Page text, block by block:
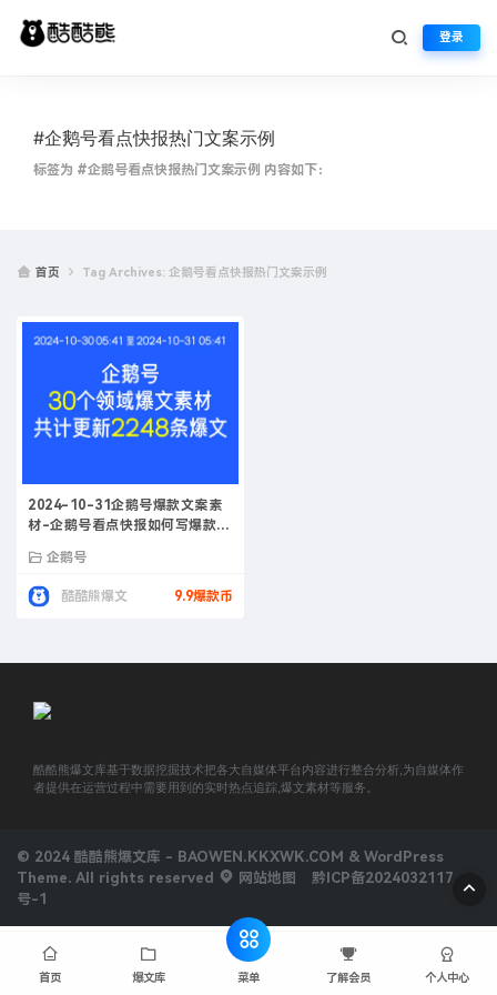
登录
#企鹅号看点快报热门文案示例
标签为 #企鹅号看点快报热门文案示例 内容如下：
首页 Tag Archives: 企鹅号看点快报热门文案示例
2024-10-31企鹅号爆款文案素
材-企鹅号看点快报如何写爆款文
企鹅号
酷酷熊爆文 9.9爆款币
酷酷熊爆文库基于数据挖掘技术把各大自媒体平台内容进行整合分析,为自媒体作
者提供在运营过程中需要用到的实时热点追踪,爆文素材等服务。
© 2024 酷酷熊爆文库 - BAOWEN.KKXWK.COM & WordPress
Theme. All rights reserved
网站地图
黔ICP备2024032117
号-1
首页 爆文库 菜单 了解会员 个人中心